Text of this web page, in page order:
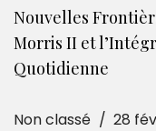
Nouvelles
Morris II et
Quotidienne
Non classé 28